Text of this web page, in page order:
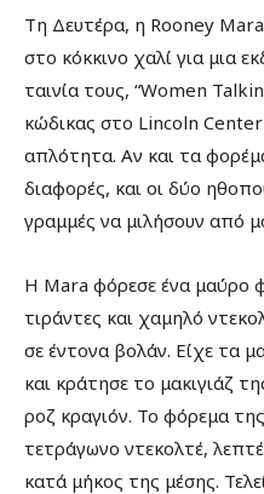
Τη Δευτέρα, η Rooney
στο κόκκινο χαλί για μια
ταινία τους, “Women
κώδικας στο Lincoln
απλότητα. Αν και τα
διαφορές, και οι δύο
γραμμές να μιλήσουν από
Η Μara φόρεσε ένα μαύρο
τιράντες και χαμηλό
σε έντονα βολάν. Είχε τα
και κράτησε το μακιγιάζ
ροζ κραγιόν. Το φόρεμα
τετράγωνo ντεκολτέ,
κατά μήκος της μέσης.